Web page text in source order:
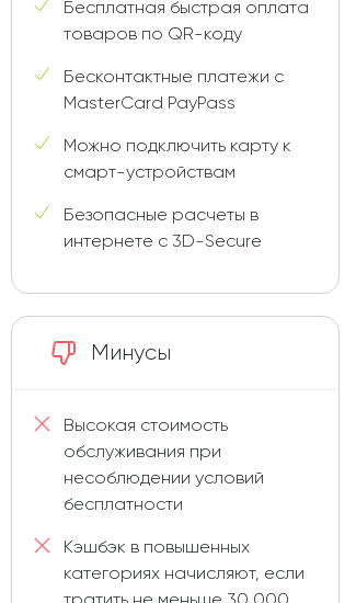
Бесплатная быстрая оплата
товаров по QR-коду
Бесконтактные платежи с
MasterCard PayPass
Можно подключить карту к
смарт-устройствам
Безопасные расчеты в
интернете с 3D-Secure
Минусы
Высокая стоимость
обслуживания при
несоблюдении условий
бесплатности
Кэшбэк в повышенных
категориях начисляют, если